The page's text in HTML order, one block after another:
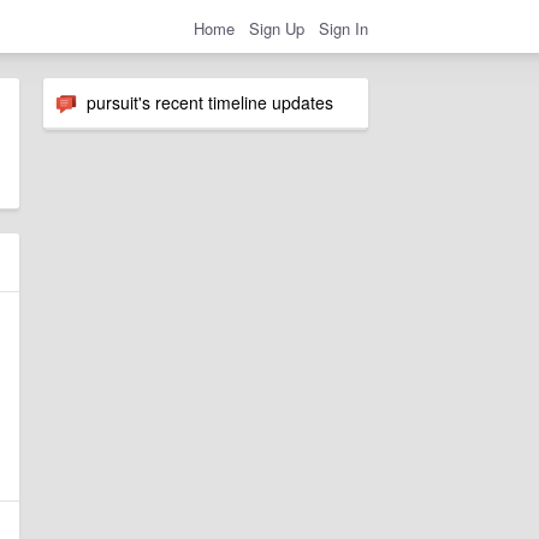
Home Sign Up Sign In
pursuit's recent timeline updates